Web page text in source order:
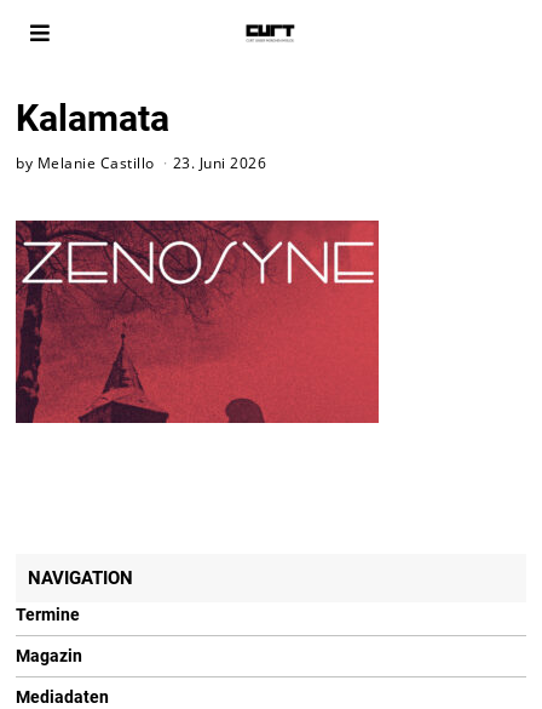
Kalamata
by Melanie Castillo 23. Juni 2026
NAVIGATION
Termine
Magazin
Mediadaten